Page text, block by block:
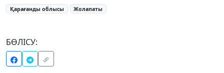
Қарағанды облысы Жолапаты
БӨЛІСУ: